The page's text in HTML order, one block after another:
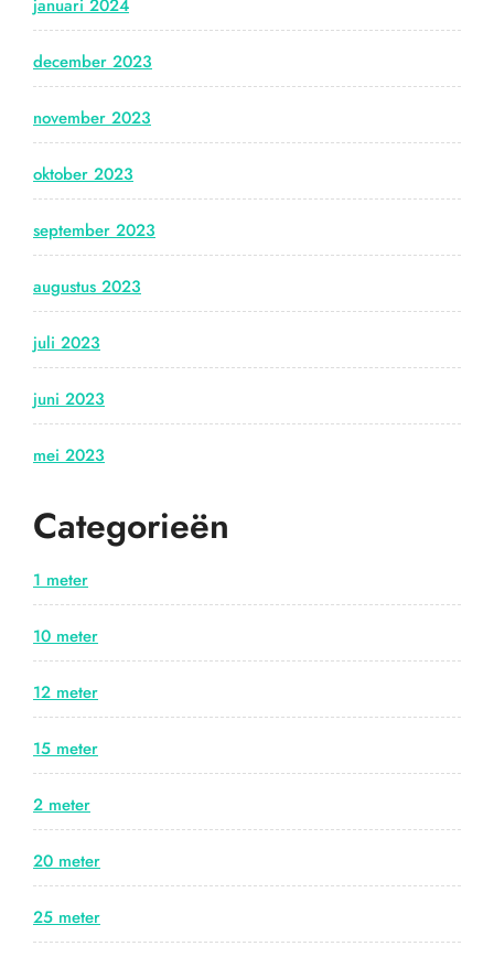
januari 2024
december 2023
november 2023
oktober 2023
september 2023
augustus 2023
juli 2023
juni 2023
mei 2023
Categorieën
1 meter
10 meter
12 meter
15 meter
2 meter
20 meter
25 meter